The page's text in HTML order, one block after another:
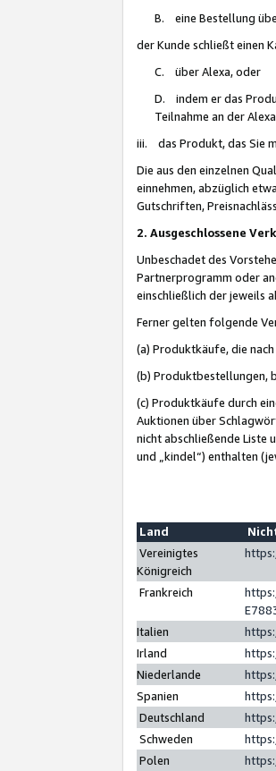
B. eine Bestellung
der Kunde schließt einen
C. über Alexa, oder
D. indem er das
Teilnahme an der
iii. das Produkt, das Sie
Die aus den einzelnen
einnehmen, abzüglich
Gutschriften,
2. Ausgeschlossene
Unbeschadet des
Partnerprogramm oder
einschließlich der jeweils
Ferner gelten folgende
(a) Produktkäufe, die
(b) Produktbestellungen,
(c) Produktkäufe durch
Auktionen über
nicht abschließende Liste
und „kindel“) enthalten
Land
Vereinigtes
Königreich
Frankreich
Italien
Irland
Niederlande
Spanien
Deutschland
Schweden
Polen